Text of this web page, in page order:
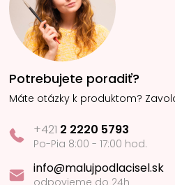
Potrebujete poradiť?
Máte otázky k produktom?
+421 2 2220 5793
Po-Pia 8:00 - 17:00 hod.
info@malujpodlacisel.sk
odpovieme do 24h